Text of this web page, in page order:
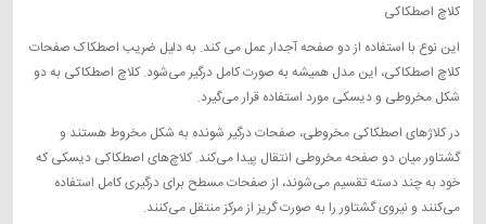
کلاچ اصطکاکی
این نوع با استفاده از دو صفحه آجدار عمل می‌ کند. به دلیل ضریب اصطکاک صفحات
کلاچ اصطکاکی، این مدل همیشه به صورت کامل درگیر می‌شود. کلاچ اصطکاکی به دو
شکل مخروطی و دیسکی مورد استفاده قرار می‌گیرد.
در کلاژ‌های اصطکاکی مخروطی، صفحات درگیر شونده به شکل مخروط هستند و
گشتاور میان دو صفحه مخروطی انتقال پیدا می‌کند. کلاچ‌‌های اصطکاکی دیسکی که
خود به چند دسته تقسیم می‌شوند، از صفحات مسطح برای درگیری کامل استفاده
می‌کنند و نیروی گشتاور را به صورت گریز از مرکز منتقل می‌کنند.